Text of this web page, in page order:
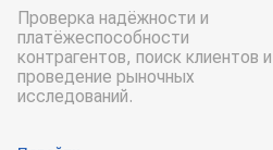
Проверка надёжности и
платёжеспособности
контрагентов, поиск клиентов и
проведение рыночных
исследований.